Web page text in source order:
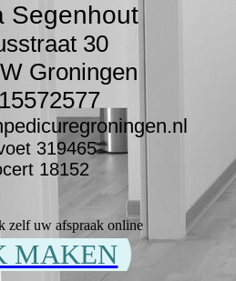
Segenhout
30
Groningen
319465
18152
zelf uw afspraak online
MAKEN